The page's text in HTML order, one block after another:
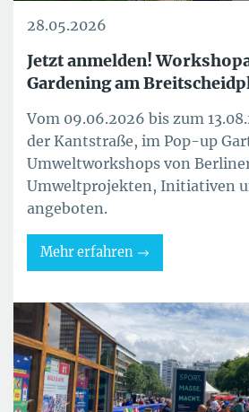
28.05.2026
Jetzt anmelden!
Gardening am
Vom 09.06.2026 bis zum
der Kantstraße, im Pop-up
Umweltworkshops von
Umweltprojekten, Initiativen
angeboten.
Mehr erfahren